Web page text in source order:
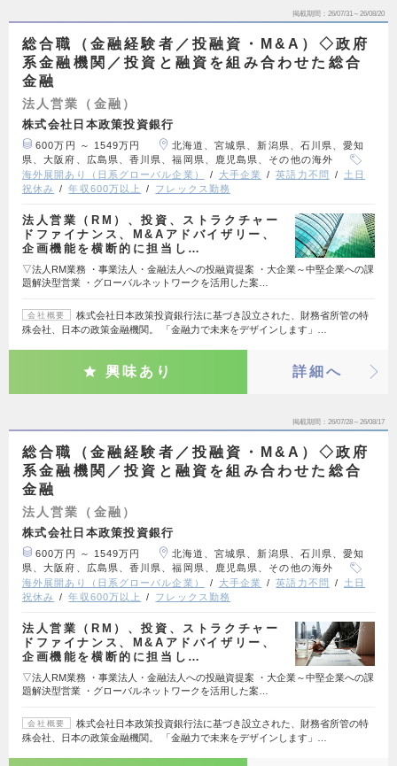
掲載期間 26/07/31～26/08/20
総合職（金融経験者／投融資・M&A）◇政府
系金融機関／投資と融資を組み合わせた総合
金融
法人営業（金融）
株式会社日本政策投資銀行
600万円 ～ 1549万円
北海道、宮城県、新潟県、石川県、愛知
県、大阪府、広島県、香川県、福岡県、鹿児島県、その他の海外
海外展開あり（日系グローバル企業）
大手企業 英語力不問
土日
祝休み
年収600万以上 フレックス勤務
法人営業（RM）、投資、ストラクチャー
ドファイナンス、M&Aアドバイザリー、
企画機能を横断的に担当し…
▽法人RM業務 ・事業法人・金融法人への投融資提案 ・大企業～中堅企業への課
題解決型営業 ・グローバルネットワークを活用した案…
会社概要
株式会社日本政策投資銀行法に基づき設立された、財務省所管の特
殊会社、日本の政策金融機関。 「金融力で未来をデザインします」…
興味あり 詳細へ
掲載期間 26/07/28～26/08/17
総合職（金融経験者／投融資・M&A）◇政府
系金融機関／投資と融資を組み合わせた総合
金融
法人営業（金融）
株式会社日本政策投資銀行
600万円 ～ 1549万円
北海道、宮城県、新潟県、石川県、愛知
県、大阪府、広島県、香川県、福岡県、鹿児島県、その他の海外
海外展開あり（日系グローバル企業）
大手企業 英語力不問
土日
祝休み
年収600万以上 フレックス勤務
法人営業（RM）、投資、ストラクチャー
ドファイナンス、M&Aアドバイザリー、
企画機能を横断的に担当し…
▽法人RM業務 ・事業法人・金融法人への投融資提案 ・大企業～中堅企業への課
題解決型営業 ・グローバルネットワークを活用した案…
会社概要
株式会社日本政策投資銀行法に基づき設立された、財務省所管の特
殊会社、日本の政策金融機関。 「金融力で未来をデザインします」…